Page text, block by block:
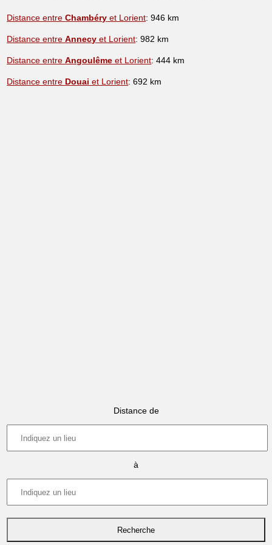
Distance entreChambéry et Lorient: 946 km
Distance entreAnnecy et Lorient: 982 km
Distance entreAngoulême et Lorient: 444 km
Distance entre Douai et Lorient: 692 km
Distance de
à